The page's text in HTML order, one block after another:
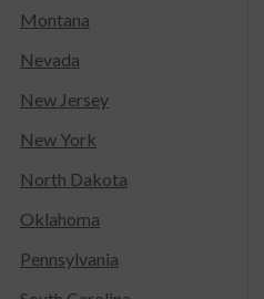
Montana
Nevada
New Jersey
New York
North Dakota
Oklahoma
Pennsylvania